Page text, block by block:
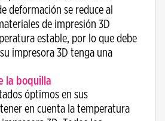
deformación se reduce al
de impresión 3D
estable, por lo que debe
impresora 3D tenga una
la boquilla
óptimos en sus
en cuenta la temperatura